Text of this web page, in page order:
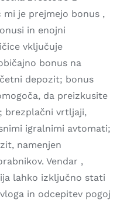
mi je prejmejo bonus ,
in enojni
vključuje
bonus na
depozit; bonus
da preizkusite
brezplačni vrtljaji,
igralnimi avtomati;
namenjen
Vendar ,
lahko izključno stati
in odcepitev pogoj